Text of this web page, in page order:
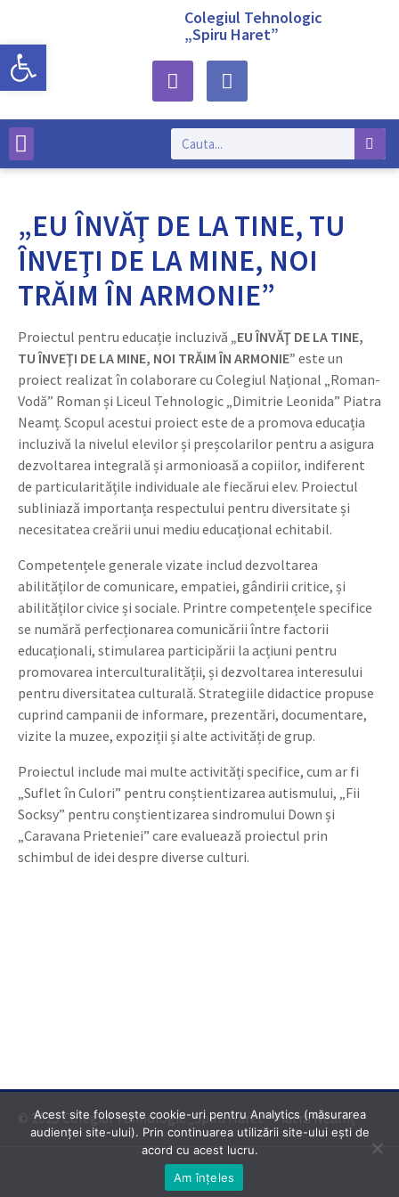
Deschide bara de unelte
Colegiul Tehnologic
„Spiru Haret”
„EU ÎNVĂŢ DE LA TINE, TU
ÎNVEŢI DE LA MINE, NOI
TRĂIM ÎN ARMONIE”
Proiectul pentru educație incluzivă „EU ÎNVĂŢ DE LA TINE,
TU ÎNVEŢI DE LA MINE, NOI TRĂIM ÎN ARMONIE” este un
proiect realizat în colaborare cu Colegiul Național „Roman-
Vodă” Roman și Liceul Tehnologic „Dimitrie Leonida” Piatra
Neamț. Scopul acestui proiect este de a promova educația
incluzivă la nivelul elevilor și preșcolarilor pentru a asigura
dezvoltarea integrală și armonioasă a copiilor, indiferent
de particularitățile individuale ale fiecărui elev. Proiectul
subliniază importanța respectului pentru diversitate și
necesitatea creării unui mediu educațional echitabil.
Competențele generale vizate includ dezvoltarea
abilităților de comunicare, empatiei, gândirii critice, și
abilităților civice și sociale. Printre competențele specifice
se numără perfecționarea comunicării între factorii
educaționali, stimularea participării la acțiuni pentru
promovarea interculturalității, și dezvoltarea interesului
pentru diversitatea culturală. Strategiile didactice propuse
cuprind campanii de informare, prezentări, documentare,
vizite la muzee, expoziții și alte activități de grup.
Proiectul include mai multe activități specifice, cum ar fi
„Suflet în Culori” pentru conștientizarea autismului, „Fii
Socksy” pentru conștientizarea sindromului Down și
„Caravana Prieteniei” care evaluează proiectul prin
schimbul de idei despre diverse culturi.
© 2025 Colegiul Tehnologic „Spiru Haret” Piatra Neamț
Acest site folosește cookie-uri pentru Analytics (măsurarea
audienței site-ului). Prin continuarea utilizării site-ului ești de
acord cu acest lucru.
Am înțeles